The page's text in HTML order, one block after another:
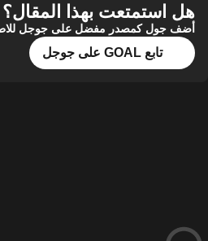
هل استمتعت بهذا المقال؟
أضف جول كمصدر مفضل على جوجل
تابع GOAL على جوجل